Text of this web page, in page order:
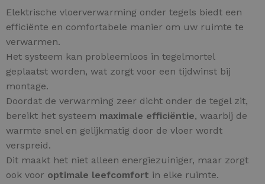
Elektrische vloerverwarming onder tegels biedt een
efficiënte en comfortabele manier om uw ruimte te
verwarmen.
Het systeem kan probleemloos in tegelmortel
geplaatst worden, wat zorgt voor een tijdwinst bij
montage.
Doordat de verwarming zeer dicht onder de tegel zit,
bereikt het systeem maximale efficiëntie, waarbij de
warmte snel en gelijkmatig door de vloer wordt
verspreid.
Dit maakt het niet alleen energiezuiniger, maar zorgt
ook voor optimale leefcomfort in elke ruimte.